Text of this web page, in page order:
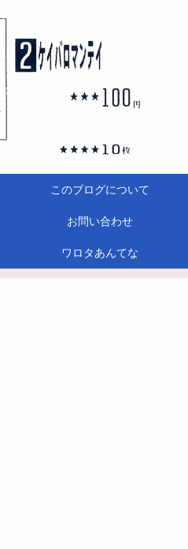
このブログについて
お問い合わせ
ワロタあんてな